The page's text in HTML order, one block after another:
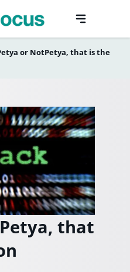
or NotPetya, that is the
that